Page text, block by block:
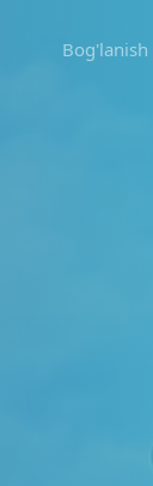
Bog'lanish